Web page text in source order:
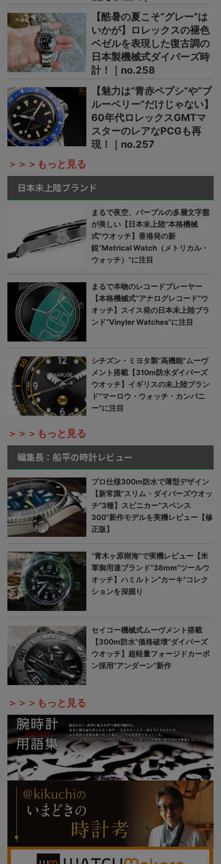
【酷暑の夏こそ“グレー”は
いかが】ロレックスの褪色
ベゼルを表現した復古調の
日本製機械式ダイバーズ時
計！｜no.258
【魅力は“青赤ペプシ”や“ブ
ルーベリー”だけじゃない】
60年代ロレックスGMTマ
スターのレアなPCGも再
現！｜no.257
＞＞＞もっと見る
日本未上陸ブランド
まるで夜空、パープルの多層文字盤
が美しい【日本未上陸“本格機械
式”ウオッチ】香港発の新
鋭“Metrical Watch（メトリカル・
ウォッチ）”に注目
まるで本物のレコードプレーヤー
【本格機械式“アナログレコード”ウ
オッチ】スイス発の日本未上陸ブラ
ンド“Vinyler Watches”に注目
シチズン・ミヨタ製“高機能”ムーヴ
メント搭載【310m防水ダイバーズ
ウオッチ】イギリスの未上陸ブラン
ド“マーロウ・ウォッチ・カンパニ
ー”に注目
＞＞＞もっと見る
編集長：船平の時計レビュー
プロ仕様300m防水で薄型デザイン
【新常識“スリム・ダイバーズウオッ
チ”3種】スピニカー“スペンス
300”新作モデルを実機レビュー【修
正版】
“青木ヶ原樹海”で実機レビュー【米
軍御用達ブランド“38mm”ツールウ
オッチ】ハミルトン“カーキ”コレク
ションを深掘り
セイコー機械式ムーヴメント搭載
【300m防水“価格破壊”ダイバーズ
ウオッチ】超軽量フォージドカーボ
ン採用“アンダーン”新作
＞＞＞もっと見る